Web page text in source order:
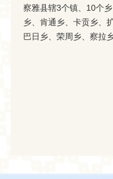
察雅县辖3个镇、10个
乡、肯通乡、卡贡乡、
巴日乡、荣周乡、察拉